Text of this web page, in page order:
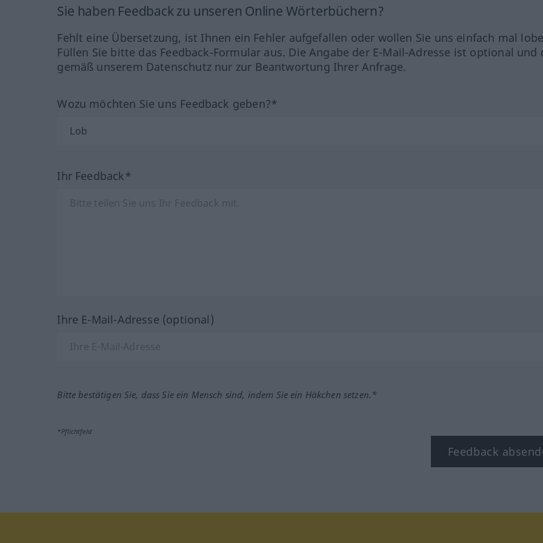
Sie haben Feedback zu unseren Online Wörterbüchern?
Fehlt eine Übersetzung, ist Ihnen ein Fehler aufgefallen oder wollen Sie uns einfach mal
Füllen Sie bitte das Feedback-Formular aus. Die Angabe der E-Mail-Adresse ist optional und
gemäß unserem Datenschutz nur zur Beantwortung Ihrer Anfrage.
Wozu möchten Sie uns Feedback geben?*
Ihr Feedback*
Ihre E-Mail-Adresse (optional)
Bitte bestätigen Sie, dass Sie ein Mensch sind, indem Sie ein Häkchen setzen.*
*Pflichtfeld
Feedback